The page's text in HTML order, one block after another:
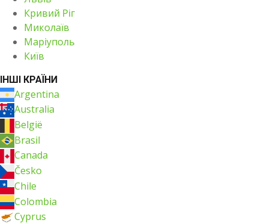
Кривий Ріг
Миколаїв
Маріуполь
Київ
ІНШІ КРАЇНИ
Argentina
Australia
België
Brasil
Canada
Česko
Chile
Colombia
Cyprus